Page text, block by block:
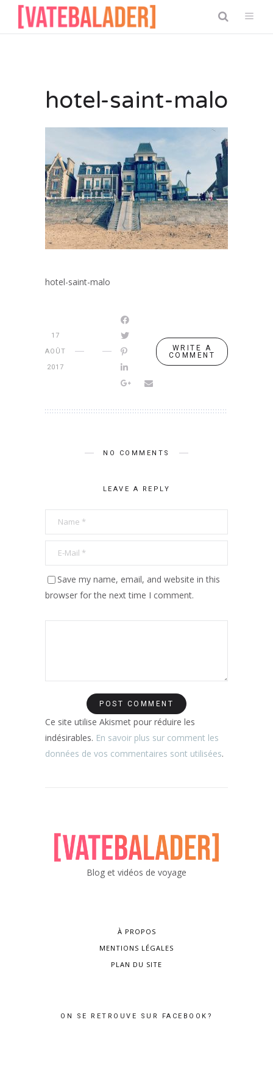
hotel-saint-malo
hotel-saint-malo
17
AOÛT
2017
WRITE A
COMMENT
NO COMMENTS
LEAVE A REPLY
Save my name, email, and website in this
browser for the next time I comment.
Ce site utilise Akismet pour réduire les
indésirables. En savoir plus sur comment les
données de vos commentaires sont utilisées.
Blog et vidéos de voyage
À PROPOS
MENTIONS LÉGALES
PLAN DU SITE
ON SE RETROUVE SUR FACEBOOK?